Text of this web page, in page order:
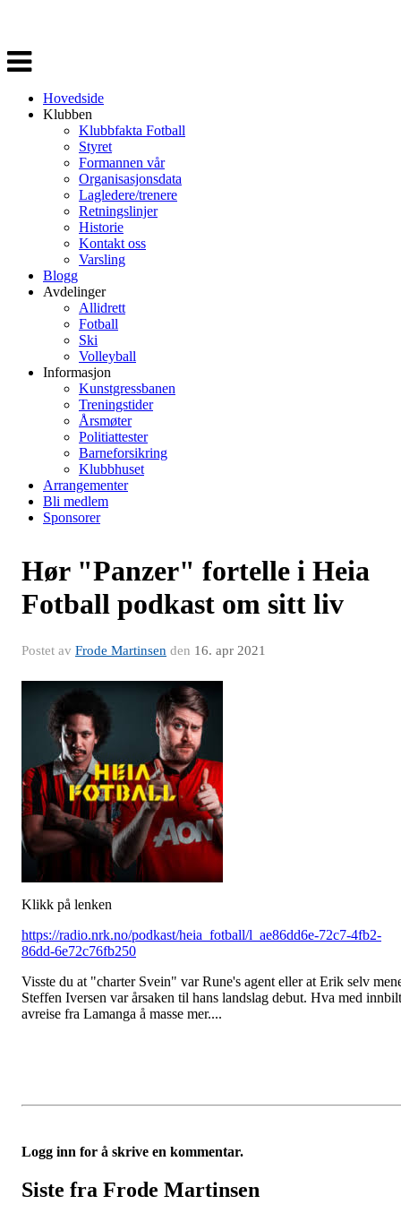
Veksle
navigasjon
Hovedside
Klubben
Klubbfakta Fotball
Styret
Formannen vår
Organisasjonsdata
Lagledere/trenere
Retningslinjer
Historie
Kontakt oss
Varsling
Blogg
Avdelinger
Allidrett
Fotball
Ski
Volleyball
Informasjon
Kunstgressbanen
Treningstider
Årsmøter
Politiattester
Barneforsikring
Klubbhuset
Arrangementer
Bli medlem
Sponsorer
Hør "Panzer" fortelle i Heia
Fotball podkast om sitt liv
Postet av Frode Martinsen den 16. apr 2021
Klikk på lenken
https://radio.nrk.no/podkast/heia_fotball/l_ae86dd6e-72c7-4fb2-
86dd-6e72c76fb250
Visste du at "charter Svein" var Rune's agent eller at Erik selv
Steffen Iversen var årsaken til hans landslag debut. Hva med innbilt
avreise fra Lamanga å masse mer....
Logg inn for å skrive en kommentar.
Siste fra Frode Martinsen